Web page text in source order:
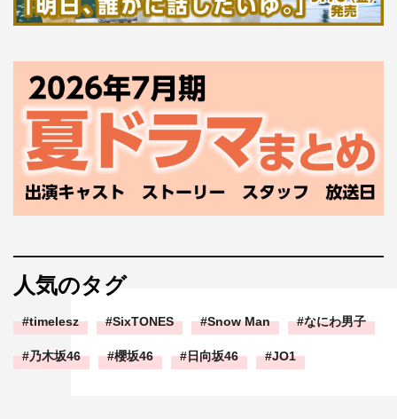
人気のタグ
timelesz SixTONES Snow Man なにわ男子
乃木坂46 櫻坂46 日向坂46 JO1